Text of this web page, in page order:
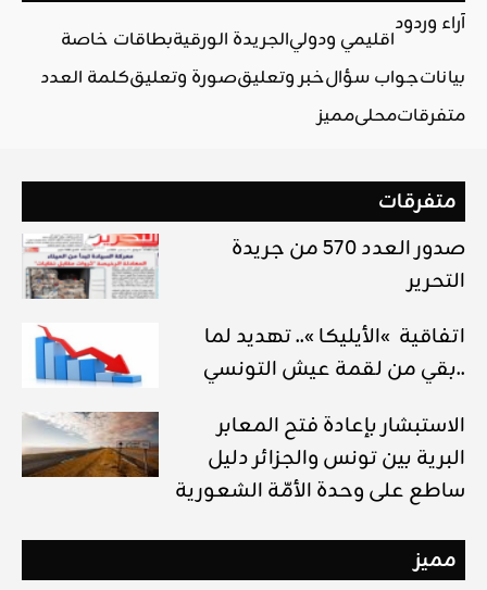
آراء وردود
اقليمي ودوليالجريدة الورقيةبطاقات خاصة
بياناتجواب سؤالخبر وتعليقصورة وتعليقكلمة العدد
متفرقاتمحليمميز
متفرقات
صدور العدد 570 من جريدة
التحرير
اتفاقية »الأيليكا ».. تهديد لما
بقي من لقمة عيش التونسي..
الاستبشار بإعادة فتح المعابر
البرية بين تونس والجزائر دليل
ساطع على وحدة الأمّة الشعورية
مميز